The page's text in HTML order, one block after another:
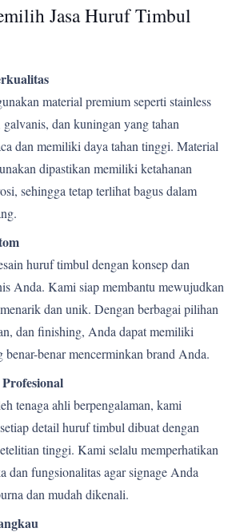
Jasa Huruf Timbul
material premium seperti stainless
dan kuningan yang tahan
dan memiliki daya tahan tinggi. Material
dipastikan memiliki ketahanan
sehingga tetap terlihat bagus dalam
huruf timbul dengan konsep dan
Anda. Kami siap membantu mewujudkan
dan unik. Dengan berbagai pilihan
dan finishing, Anda dapat memiliki
benar-benar mencerminkan brand Anda.
tenaga ahli berpengalaman, kami
detail huruf timbul dibuat dengan
tinggi. Kami selalu memperhatikan
dan fungsionalitas agar signage Anda
dan mudah dikenali.